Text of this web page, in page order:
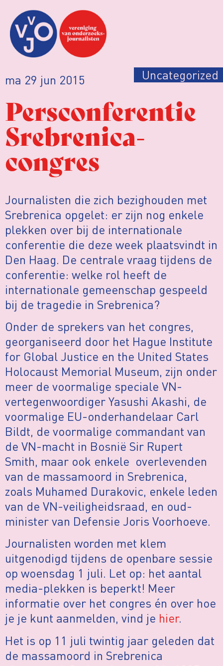
ma 29 jun 2015 Uncategorized
Persconferentie
Srebrenica-
congres
Journalisten die zich bezighouden met
Srebrenica opgelet: er zijn nog enkele
plekken over bij de internationale
conferentie die deze week plaatsvindt in
Den Haag. De centrale vraag tijdens de
conferentie: welke rol heeft de
internationale gemeenschap gespeeld
bij de tragedie in Srebrenica?
Onder de sprekers van het congres,
georganiseerd door het Hague Institute
for Global Justice en the United States
Holocaust Memorial Museum, zijn onder
meer de voormalige speciale VN-
vertegenwoordiger Yasushi Akashi, de
voormalige EU-onderhandelaar Carl
Bildt, de voormalige commandant van
de VN-macht in Bosnië Sir Rupert
Smith, maar ook enkele overlevenden
van de massamoord in Srebrenica,
zoals Muhamed Durakovic, enkele leden
van de VN-veiligheidsraad, en oud-
minister van Defensie Joris Voorhoeve.
Journalisten worden met klem
uitgenodigd tijdens de openbare sessie
op woensdag 1 juli. Let op: het aantal
media-plekken is beperkt! Meer
informatie over het congres én over hoe
je je kunt aanmelden, vind je hier.
Het is op 11 juli twintig jaar geleden dat
de massamoord in Srebrenica